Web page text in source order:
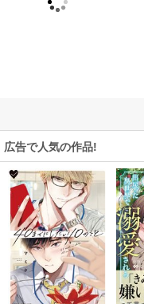
広告で人気の作品!